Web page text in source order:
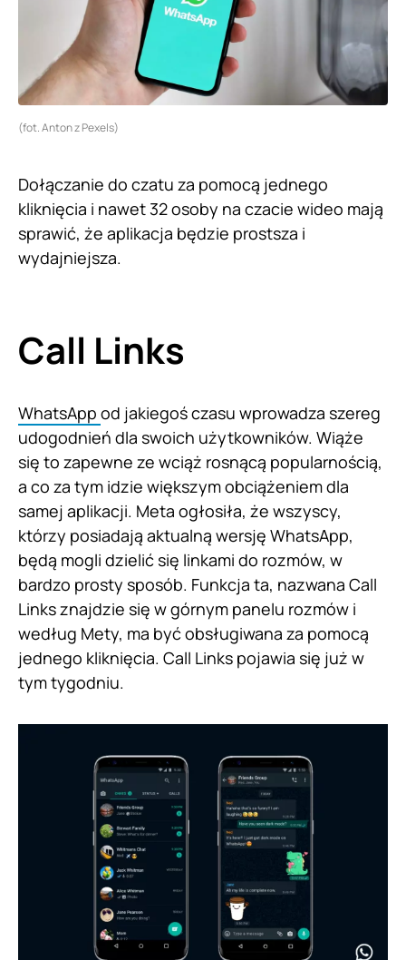
(fot. Anton z Pexels)
Dołączanie do czatu za pomocą jednego
kliknięcia i nawet 32 osoby na czacie wideo mają
sprawić, że aplikacja będzie prostsza i
wydajniejsza.
Call Links
WhatsApp od jakiegoś czasu wprowadza szereg
udogodnień dla swoich użytkowników. Wiąże
się to zapewne ze wciąż rosnącą popularnością,
a co za tym idzie większym obciążeniem dla
samej aplikacji. Meta ogłosiła, że wszyscy,
którzy posiadają aktualną wersję WhatsApp,
będą mogli dzielić się linkami do rozmów, w
bardzo prosty sposób. Funkcja ta, nazwana Call
Links znajdzie się w górnym panelu rozmów i
według Mety, ma być obsługiwana za pomocą
jednego kliknięcia. Call Links pojawia się już w
tym tygodniu.